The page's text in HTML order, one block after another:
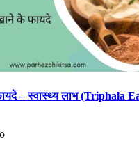
– स्वास्थ्य लाभ (Triphala